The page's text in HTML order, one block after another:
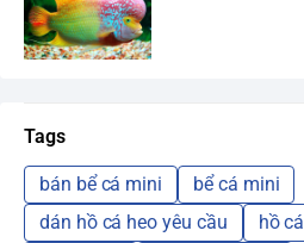
Tags
bán bể cá mini
bể cá mini
dán hồ cá heo yêu cầu
hồ cá